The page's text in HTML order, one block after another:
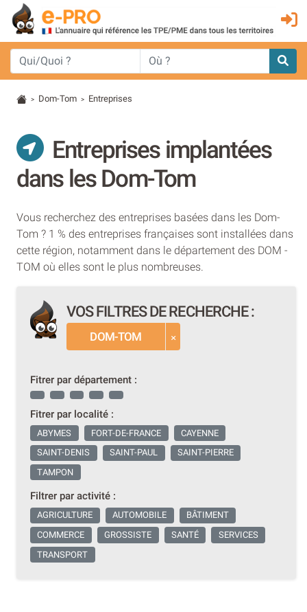
> Dom-Tom > Entreprises
Entreprises implantées
dans les Dom-Tom
Vous recherchez des entreprises basées dans les Dom-
Tom ? 1 % des entreprises françaises sont installées dans
cette région, notamment dans le département des DOM -
TOM où elles sont le plus nombreuses.
VOS FILTRES DE RECHERCHE :
DOM-TOM
Fitrer par département :
Fitrer par localité :
ABYMES FORT-DE-FRANCE
CAYENNE
SAINT-DENIS
SAINT-PAUL
SAINT-PIERRE
TAMPON
Filtrer par activité :
AGRICULTURE AUTOMOBILE
BÂTIMENT
COMMERCE
GROSSISTE SANTÉ
SERVICES
TRANSPORT